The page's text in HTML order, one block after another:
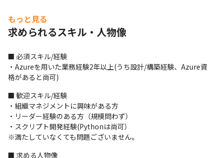
◆プロジェクト例◆
クラウド基盤構築・デプロイ自動化に向け、要件ヒアリングか
らコード作成及び実装に至るまで担当。自動化手法等をお客様に
提案しながら進めている。
クラウドプラットフォームはAzure、プロダクトはAzure
Resource Managerを使用。
・大手建築メーカー様向けAzure保守
社内で利用されているSalesforceおよびMicrosoft
365（Teams, SharePoint Online）をAzureのPaaS製品で連携さ
せている現場にて
Azure保守チームの作業者として、Azureエラー調査や資料作成
もっと見る
求められるスキル・人物像
■ 必須スキル/経験
・Azureを用いた業務経験2年以上(うち設計/構築経験、Azure資
格があると尚可)
■ 歓迎スキル/経験
・組織マネジメントに興味がある方
・リーダー経験のある方（規模問わず）
・スクリプト開発経験(Pythonは尚可）
※満たしていなくても問題ございません。
■ 求める人物像